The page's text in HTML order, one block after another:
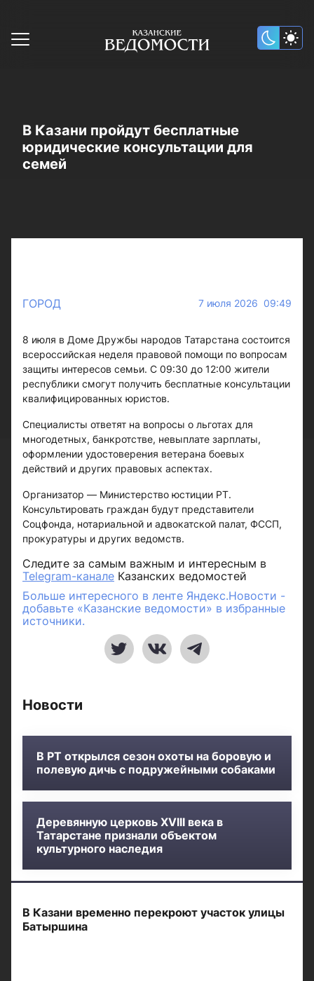
В Казани пройдут бесплатные
юридические консультации для
семей
ГОРОД 7 июля 2026 09:49
8 июля в Доме Дружбы народов Татарстана состоится
всероссийская неделя правовой помощи по вопросам
защиты интересов семьи. С 09:30 до 12:00 жители
республики смогут получить бесплатные консультации
квалифицированных юристов.
Специалисты ответят на вопросы о льготах для
многодетных, банкротстве, невыплате зарплаты,
оформлении удостоверения ветерана боевых
действий и других правовых аспектах.
Организатор — Министерство юстиции РТ.
Консультировать граждан будут представители
Соцфонда, нотариальной и адвокатской палат, ФССП,
прокуратуры и других ведомств.
Следите за самым важным и интересным в
Telegram-канале Казанских ведомостей
Больше интересного в ленте Яндекс.Новости -
добавьте «Казанские ведомости» в избранные
источники.
Новости
В РТ открылся сезон охоты на боровую и
полевую дичь с подружейными собаками
Деревянную церковь XVIII века в
Татарстане признали объектом
культурного наследия
В Казани временно перекроют участок улицы
Батыршина